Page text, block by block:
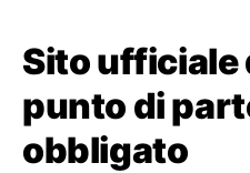
Sito ufficiale
punto di
obbligato